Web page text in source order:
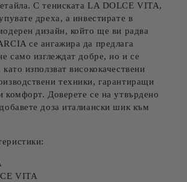
С тениската LA DOLCE VITA,
дреха, а инвестирате в
дизайн, който ще ви радва
се ангажира да предлага
само изглеждат добре, но и се
използват висококачествени
техники, гарантиращи
комфорт. Доверете се на утвърдено
доза италиански шик към
VITA